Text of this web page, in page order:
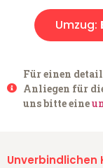
Umzug:
Für einen
Anliegen für
uns bitte eine